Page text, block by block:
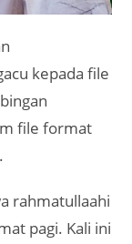
kepada file
file format
rahmatullaahi
pagi. Kali ini